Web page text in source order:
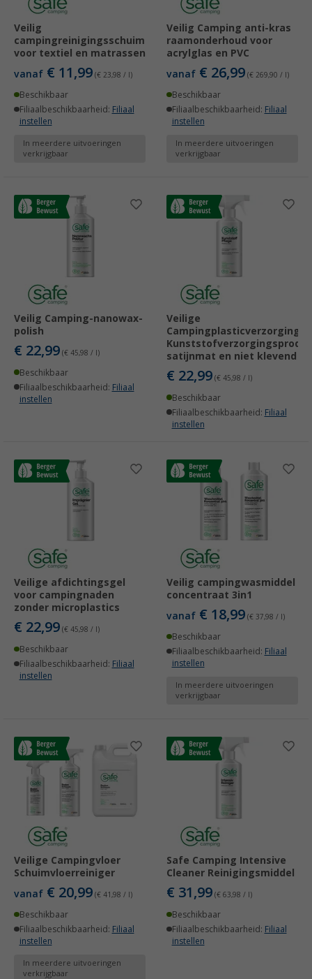
Veilig
campingreinigingsschuim
voor textiel en matrassen
vanaf € 11,99 (€ 23,98 / l)
Beschikbaar
Filiaalbeschikbaarheid: Filiaal
instellen
In meerdere uitvoeringen
verkrijgbaar
Veilig Camping anti-kras
raamonderhoud voor
acrylglas en PVC
vanaf € 26,99 (€ 269,90 / l)
Beschikbaar
Filiaalbeschikbaarheid: Filiaal
instellen
In meerdere uitvoeringen
verkrijgbaar
Veilig Camping-nanowax-
polish
€ 22,99 (€ 45,98 / l)
Beschikbaar
Filiaalbeschikbaarheid: Filiaal
instellen
Veilige
Campingplasticverzorging
satijnmat en niet klevend
€ 22,99 (€ 45,98 / l)
Beschikbaar
Filiaalbeschikbaarheid: Filiaal
instellen
Veilige afdichtingsgel
voor campingnaden
zonder microplastics
€ 22,99 (€ 45,98 / l)
Beschikbaar
Filiaalbeschikbaarheid: Filiaal
instellen
Veilig campingwasmiddel
concentraat 3in1
vanaf € 18,99 (€ 37,98 / l)
Beschikbaar
Filiaalbeschikbaarheid: Filiaal
instellen
In meerdere uitvoeringen
verkrijgbaar
Veilige Campingvloer
Schuimvloerreiniger
vanaf € 20,99 (€ 41,98 / l)
Beschikbaar
Filiaalbeschikbaarheid: Filiaal
instellen
In meerdere uitvoeringen
verkrijgbaar
Safe Camping Intensive
Cleaner Reinigingsmiddel
€ 31,99 (€ 63,98 / l)
Beschikbaar
Filiaalbeschikbaarheid: Filiaal
instellen